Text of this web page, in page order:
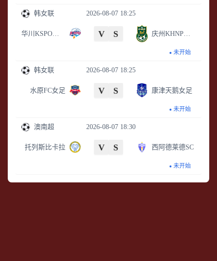
2026-08-07 18:25
韩女联
V S
未开始
2026-08-07 18:25
韩女联
水原FC女足 V S 康津天鹅女足
未开始
2026-08-07 18:30
澳南超
托列斯比卡拉 V S 西阿德莱德SC
未开始